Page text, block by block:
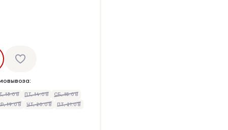
13.08 ПТ, 14.08
СБ, 15.08
19.08 ЧТ, 20.08
ПТ, 21.08